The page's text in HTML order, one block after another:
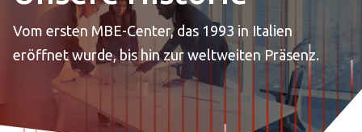
Vom ersten MBE-Center, das 1993 in Italien
eröffnet wurde, bis hin zur weltweiten Präsenz.